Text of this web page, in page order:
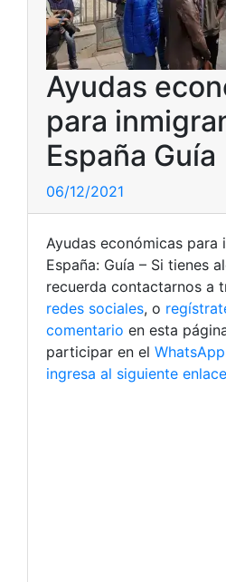
Ayudas
para
España Guía
06/12/2021
Ayudas económicas para
España: Guía – Si tienes
recuerda contactarnos a
redes sociales, o
comentario en esta
participar en el WhatsApp
ingresa al siguiente enlace